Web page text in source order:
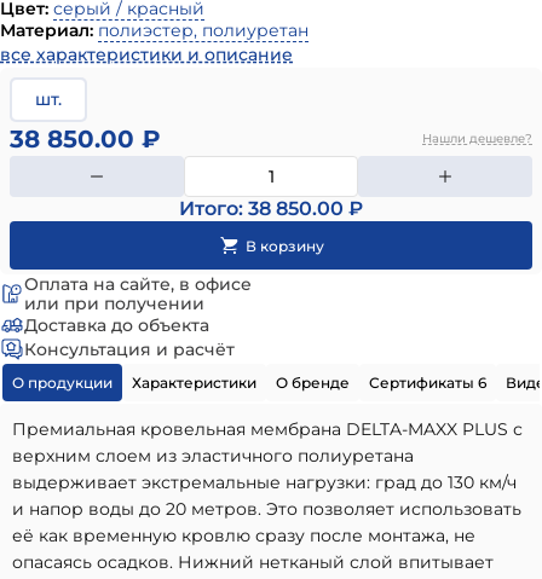
Цвет: серый / красный
Материал: полиэстер, полиуретан
все характеристики и описание
шт.
38 850.00 ₽ Нашли дешевле?
Итого: 38 850.00 ₽
Оплата на сайте, в офисе
или при получении
Доставка до объекта
Консультация и расчёт
О продукции Характеристики О бренде Сертификаты 6
Премиальная кровельная мембрана DELTA-MAXX PLUS с
верхним слоем из эластичного полиуретана
выдерживает экстремальные нагрузки: град до 130 км/ч
и напор воды до 20 метров. Это позволяет использовать
её как временную кровлю сразу после монтажа, не
опасаясь осадков. Нижний нетканый слой впитывает